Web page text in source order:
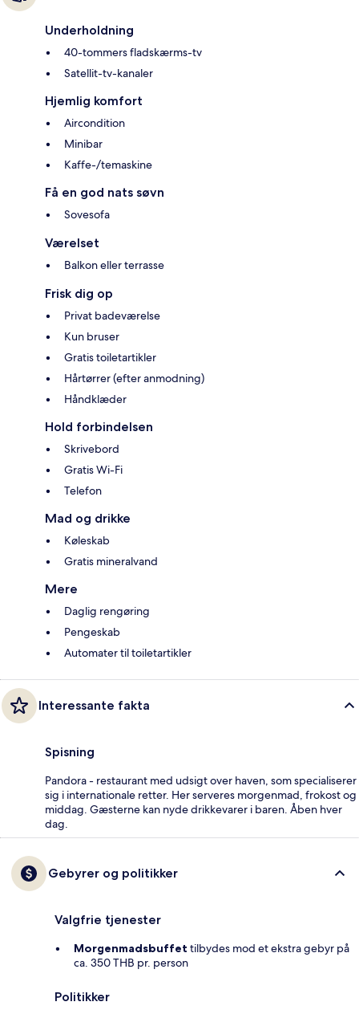
Underholdning
40-tommers fladskærms-tv
Satellit-tv-kanaler
Hjemlig komfort
Aircondition
Minibar
Kaffe-/temaskine
Få en god nats søvn
Sovesofa
Værelset
Balkon eller terrasse
Frisk dig op
Privat badeværelse
Kun bruser
Gratis toiletartikler
Hårtørrer (efter anmodning)
Håndklæder
Hold forbindelsen
Skrivebord
Gratis Wi-Fi
Telefon
Mad og drikke
Køleskab
Gratis mineralvand
Mere
Daglig rengøring
Pengeskab
Automater til toiletartikler
Interessante fakta
Spisning
Pandora - restaurant med udsigt over haven, som specialiserer
sig i internationale retter. Her serveres morgenmad, frokost og
middag. Gæsterne kan nyde drikkevarer i baren. Åben hver
dag.
Gebyrer og politikker
Valgfrie tjenester
Morgenmadsbuffet tilbydes mod et ekstra gebyr på
ca. 350 THB pr. person
Politikker